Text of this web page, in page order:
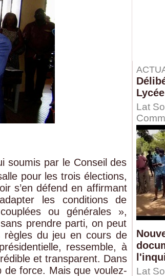
soumis par le Conseil des
pour les trois élections,
s’en défend en affirmant
les conditions de
ou générales »,
prendre parti, on peut
règles du jeu en cours de
ressemble, à
et transparent. Dans
de force. Mais que voulez-
Lat
Lat